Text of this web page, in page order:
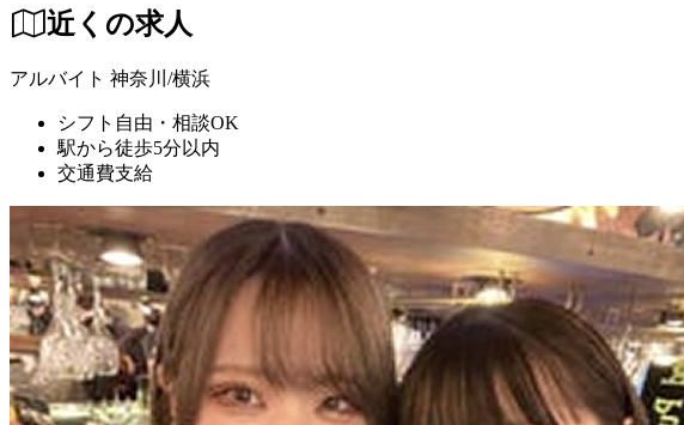
近くの求人
アルバイト 神奈川/横浜
シフト自由・相談OK
駅から徒歩5分以内
交通費支給